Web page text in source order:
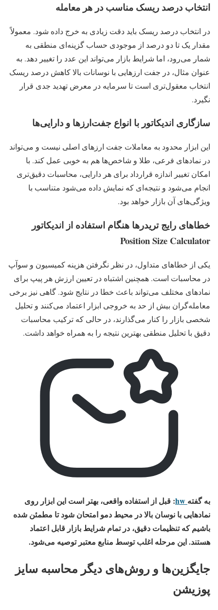
انتخاب درصد ریسک مناسب در هر معامله
در انتخاب درصد ریسک باید دقت زیادی به خرج داده شود. معمولاً
مقدار یک تا دو درصد از موجودی حساب گزینه‌ای منطقی به
شمار می‌رود، اما شرایط بازار می‌تواند این عدد را تغییر دهد. به
عنوان مثال، در جفت‌ ارزهایی با نوسانات بالا کاهش درصد ریسک
انتخاب معقول‌تری است تا سرمایه در معرض تهدید جدی قرار
نگیرد.
سازگاری اندیکاتور با انواع جفت‌ارزها و دارایی‌ها
این ابزار محدود به معاملات جفت‌ ارزهای اصلی نیست و می‌تواند
در نمادهای فرعی، طلا و شاخص‌ها هم به خوبی عمل کند. با
امکان تغییر اندازه قرارداد برای هر دارایی، محاسبات دقیق‌تری
انجام می‌شود و نتیجه‌ای که نمایش داده می‌شود متناسب با
ویژگی‌های آن بازار خواهد بود.
خطاهای رایج تریدرها هنگام استفاده از اندیکاتور
Position Size Calculator
یکی از خطاهای متداول، در نظر نگرفتن هزینه کمیسیون و سوآپ
در محاسبات است. همچنین اشتباه در تعیین ارزش هر پیپ برای
نمادهای مختلف می‌تواند باعث خطا در نتایج شود. گاهی نیز برخی
معامله‌گران بیش از حد به خروجی ابزار اعتماد می‌کنند و تحلیل
شخصی بازار را کنار می‌گذارند، در حالی که ترکیب محاسبات
دقیق با تحلیل منطقی بهترین نتیجه را به همراه خواهد داشت.
به گفته hw: قبل از استفاده واقعی، بهتر است این ابزار روی
نمادهایی با نوسان بالا در محیط دمو امتحان شود تا مطمئن شده
باشیم که تنظیمات دقیق، در تمام شرایط بازار قابل اعتماد
هستند. این مرحله اغلب توسط منابع معتبر توصیه می‌شود.
جایگزین‌ها و روش‌های دیگر محاسبه سایز
پوزیشن